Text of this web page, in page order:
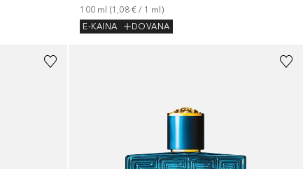
100 ml (1,08 € / 1 ml)
E-KAINA
DOVANA